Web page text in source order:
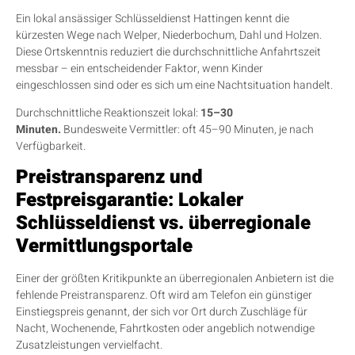
Ein lokal ansässiger Schlüsseldienst Hattingen kennt die
kürzesten Wege nach Welper, Niederbochum, Dahl und Holzen.
Diese Ortskenntnis reduziert die durchschnittliche Anfahrtszeit
messbar – ein entscheidender Faktor, wenn Kinder
eingeschlossen sind oder es sich um eine Nachtsituation handelt.
Durchschnittliche Reaktionszeit lokal: 15–30
Minuten. Bundesweite Vermittler: oft 45–90 Minuten, je nach
Verfügbarkeit.
Preistransparenz und
Festpreisgarantie: Lokaler
Schlüsseldienst vs. überregionale
Vermittlungsportale
Einer der größten Kritikpunkte an überregionalen Anbietern ist die
fehlende Preistransparenz. Oft wird am Telefon ein günstiger
Einstiegspreis genannt, der sich vor Ort durch Zuschläge für
Nacht, Wochenende, Fahrtkosten oder angeblich notwendige
Zusatzleistungen vervielfacht.